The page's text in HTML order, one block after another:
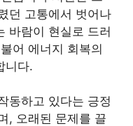
던 고통에서 벗어나
바람이 현실로 드러
어 에너지 회복의
니다.
동하고 있다는 긍정
, 오래된 문제를 끌